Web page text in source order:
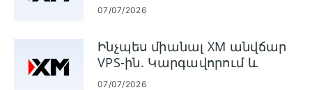
- Պլատֆորմներ՝
MetaTrader 4,
առևտրականներին՝
տեխնիկական
ցուցանիշներով,
տնտեսական
ծածկույթով և Dow
հաճախորդների
աջակցություն
հաշիվների համար
07/07/2026
Ինչպես միանալ XM անվճար
VPS-ին. Կարգավորում և
հեռակառավարում
07/07/2026